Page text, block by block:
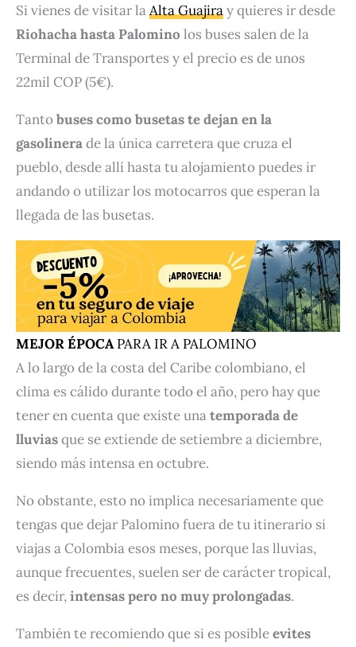
Si vienes de visitar laAlta Guajiray quieres ir desde
Riohacha hasta Palomino los buses salen de la
Terminal de Transportes y el precio es de unos
22mil COP (5€).
Tantobuses como busetas te dejan en la
gasolinerade la única carretera que cruza el
pueblo, desde allí hasta tu alojamiento puedes ir
andando o utilizar los motocarros que esperan la
llegada de las busetas.
MEJOR ÉPOCAPARA IR A PALOMINO
A lo largo de la costa del Caribe colombiano, el
clima es cálido durante todo el año, pero hay que
tener en cuenta que existe unatemporada de
lluviasque se extiende de setiembre a diciembre,
siendo más intensa en octubre.
No obstante, esto no implica necesariamente que
tengas que dejar Palomino fuera de tu itinerario si
viajas a Colombia esos meses, porque las lluvias,
aunque frecuentes, suelen ser de carácter tropical,
es decir,intensas pero no muy prolongadas.
También te recomiendo que si es posibleevites